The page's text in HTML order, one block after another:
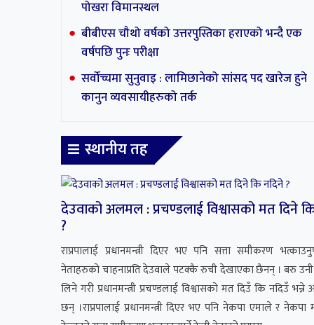
पोखरा विमानस्थल
बीबीएस चौथो वर्षको उत्तरपुस्तिका हराएको भन्दै एक
वर्षपछि पुनः परीक्षा
सर्वोच्चमा सुनुवाइ : लामिछानेको सांसद पद खारेज हुने
कानुन व्यवसायीहरुको तर्क
स्थानीय तह
देउवाको अलमल : प्रचण्डलाई विश्वासको मत दिने
?
राप्रपालाई प्रधानमन्त्री दिएर भए पनि सत्ता समीकरण
नेताहरुको चाहनाप्रति देउवाले पटक्कै रुची देखाएका छैनन् । बरु
लिने गरी प्रधानमन्त्री प्रचण्डलाई विश्वासको मत दिउँ कि नदिउँ
छन् ।राप्रपालाई प्रधानमन्त्री दिएर भए पनि नेकपा एमाले र नेकपा